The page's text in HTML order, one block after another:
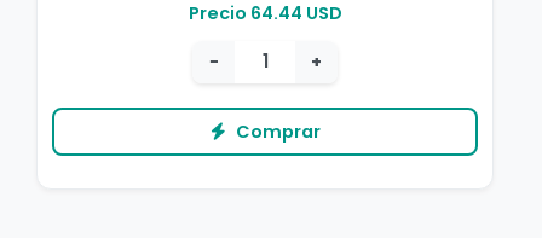
Precio 64.44 USD
−
+
Comprar